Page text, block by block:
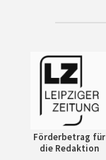
Förderbetrag für
die Redaktion